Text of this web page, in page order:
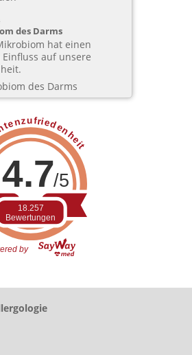
des Darms
hat einen
Einfluss auf unsere
4.7/5
18.257
Bewertungen
by